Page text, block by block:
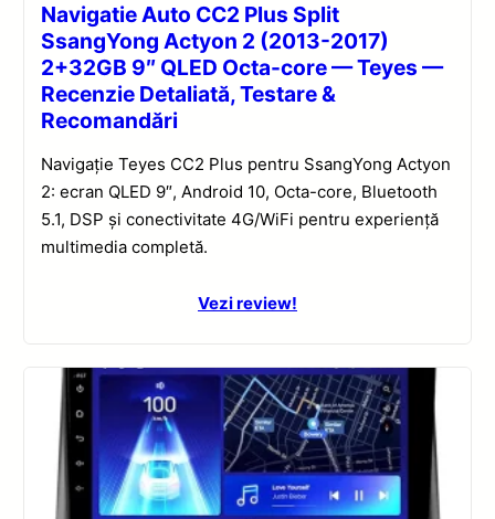
Navigatie Auto CC2 Plus Split
SsangYong Actyon 2 (2013-2017)
2+32GB 9″ QLED Octa-core — Teyes —
Recenzie Detaliată, Testare &
Recomandări
Navigație Teyes CC2 Plus pentru SsangYong Actyon
2: ecran QLED 9″, Android 10, Octa-core, Bluetooth
5.1, DSP și conectivitate 4G/WiFi pentru experiență
multimedia completă.
Vezi review!